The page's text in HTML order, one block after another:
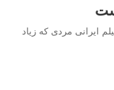
ایرانی مردی که زیاد